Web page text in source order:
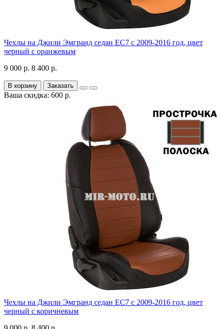
Чехлы на Джили Эмгранд седан ЕС7 с 2009-2016 год, цвет
черный с оранжевым
9 000 р. 8 400 р.
В корзину Заказать
Ваша скидка: 600 р.
Чехлы на Джили Эмгранд седан ЕС7 с 2009-2016 год, цвет
черный с коричневым